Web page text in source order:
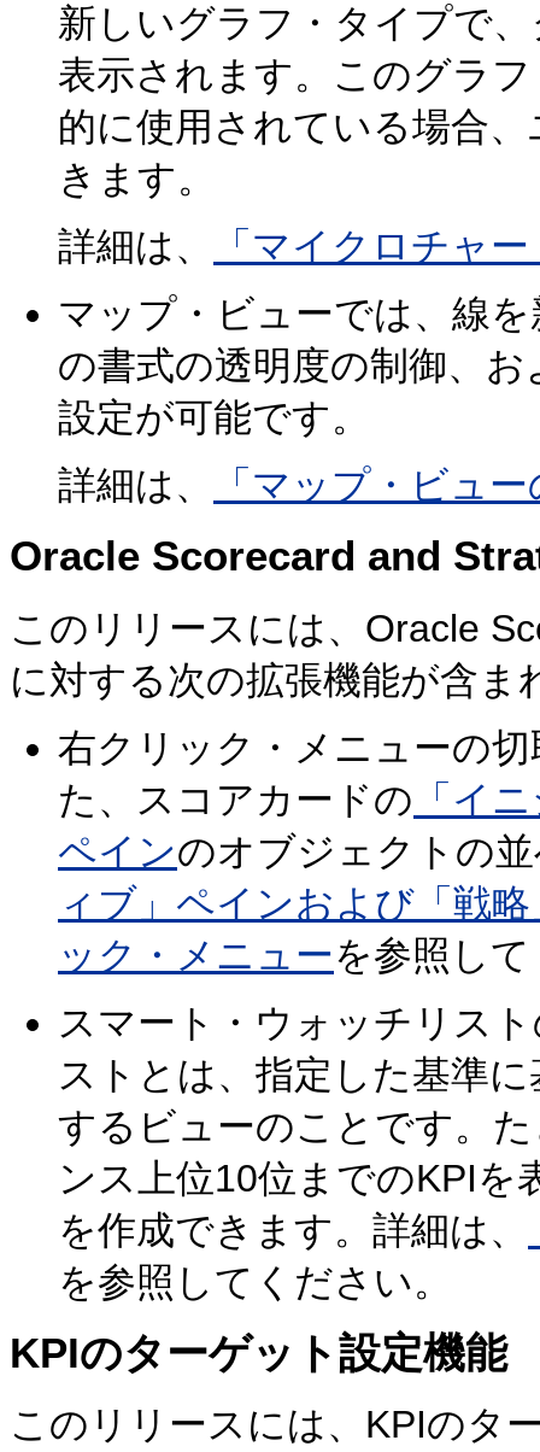
新しいグラフ・タイプで
表示されます。このグラ
的に使用されている場合
きます。
詳細は、
「マイクロチャ
マップ・ビューでは、線
の書式の透明度の制御、
設定が可能です。
詳細は、
「マップ・ビュ
Oracle Scorecard and
このリリースには、Oracle
に対する次の拡張機能が含ま
右クリック・メニューの
た、スコアカードの 「イ
ペインのオブジェクトの
ィブ」ペインおよび「戦
ック・メニューを参照し
スマート・ウォッチリス
ストとは、指定した基準
するビューのことです。
ンス上位10位までのKPI
を作成できます。詳細は、
を参照してください。
KPIのターゲット設定機能
このリリースには、KPIのタ